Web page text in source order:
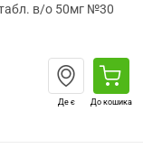
в/о 50мг №30
Де є До кошика